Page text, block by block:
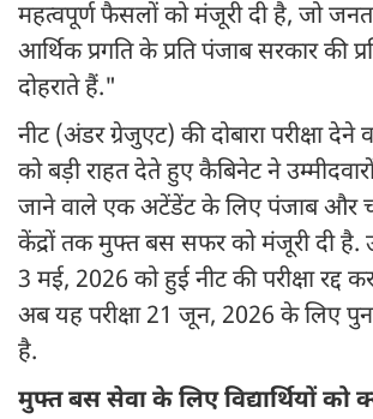
महत्वपूर्ण फैसलों को मंजूरी दी है, जो
आर्थिक प्रगति के प्रति पंजाब सरकार की
दोहराते हैं."
नीट (अंडर ग्रेजुएट) की दोबारा परीक्षा देने
को बड़ी राहत देते हुए कैबिनेट ने
जाने वाले एक अटेंडेंट के लिए पंजाब और
केंद्रों तक मुफ्त बस सफर को मंजूरी दी है.
3 मई, 2026 को हुई नीट की परीक्षा रद्द
अब यह परीक्षा 21 जून, 2026 के लिए
है.
मुफ्त बस सेवा के लिए विद्यार्थियों को